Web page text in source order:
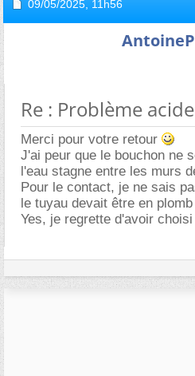
09/05/2025, 11h56
Re : Problème
Merci pour votre retour
J'ai peur que le bouchon ne
l'eau stagne entre les murs
Pour le contact, je ne sais
le tuyau devait être en
Yes, je regrette d'avoir